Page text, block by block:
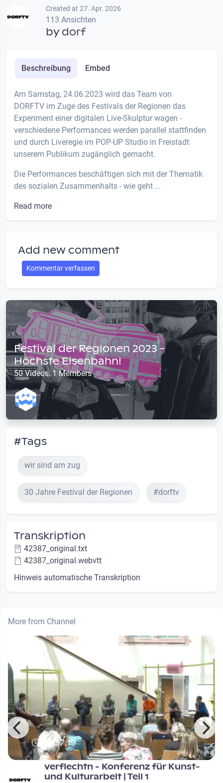
Created at 27. Apr. 2026
113 Ansichten
bydorf
Beschreibung Embed
Am Samstag, 24.06.2023 wird das Team von
DORFTV im Zuge des Festivals der Regionen das
Experiment einer digitalen Live-Skulptur wagen -
verschiedene Performances werden parallel stattfinden
und durch Liveregie im POP-UP Studio in Freistadt
unserem Publikum zugänglich gemacht.
Die Performances beschäftigen sich mit der Thematik
des sozialen Zusammenhalts - wie geht ...
Read more
Add new comment
Kommentar verfassen
Festival der Regionen 2023 -
Höchste Eisenbahn!
50 Videos, 1 Members
#Tags
wir sind am zug
30 Jahre Festival der Regionen #dorftv
Transkription
42387_original.txt
42387_original.webvtt
Hinweis automatische Transkription
More from Channel
01:37:19
verflechtn - Konferenz für Kunst-
und Kulturarbeit | Teil 1